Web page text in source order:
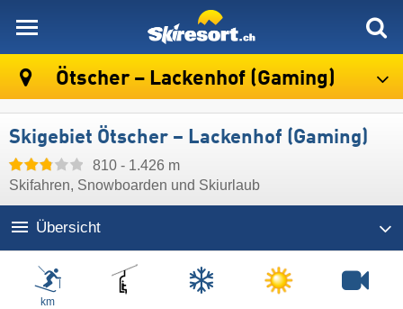
Ötscher – Lackenhof (Gaming)
Skigebiet Ötscher – Lackenhof (Gaming)
810 - 1.426 m
Skifahren, Snowboarden und Skiurlaub
Übersicht
km
Lifte/Bahnen